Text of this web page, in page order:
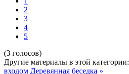
2
3
4
5
(3 голосов)
Другие материалы в этой категории:
входом Деревянная беседка »